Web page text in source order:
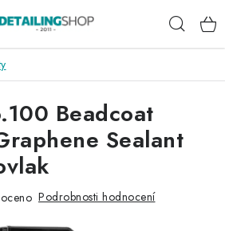
Beadcoat
Sealant
Podrobnosti hodnocení